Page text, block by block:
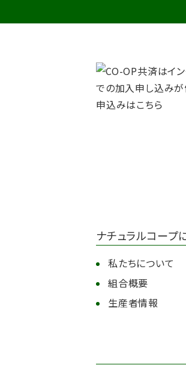
ナチュラルコープ
私たちについて
組合概要
生産者情報